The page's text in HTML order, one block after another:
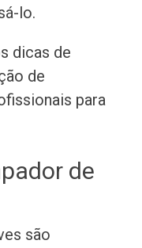
lo.
dicas de
de
para
de
são